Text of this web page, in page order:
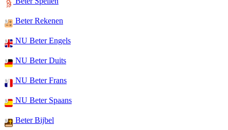
Beter Rekenen
NU Beter Engels
NU Beter Duits
NU Beter Frans
NU Beter Spaans
Beter Bijbel